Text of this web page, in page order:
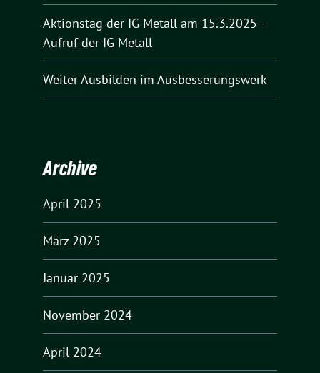
Aktionstag der IG Metall am 15.3.2025 –
Aufruf der IG Metall
Weiter Ausbilden im Ausbesserungswerk
Archive
April 2025
März 2025
Januar 2025
November 2024
April 2024